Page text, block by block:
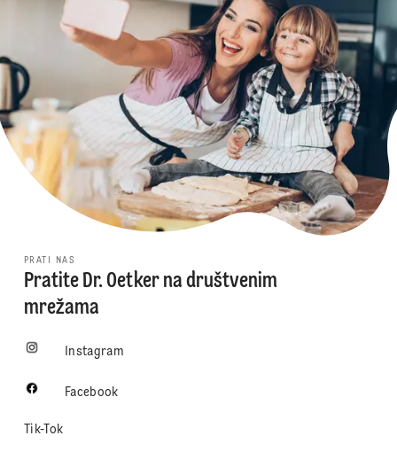
PRATI NAS
Pratite Dr. Oetker na društvenim
mrežama
Instagram
Facebook
Tik-Tok